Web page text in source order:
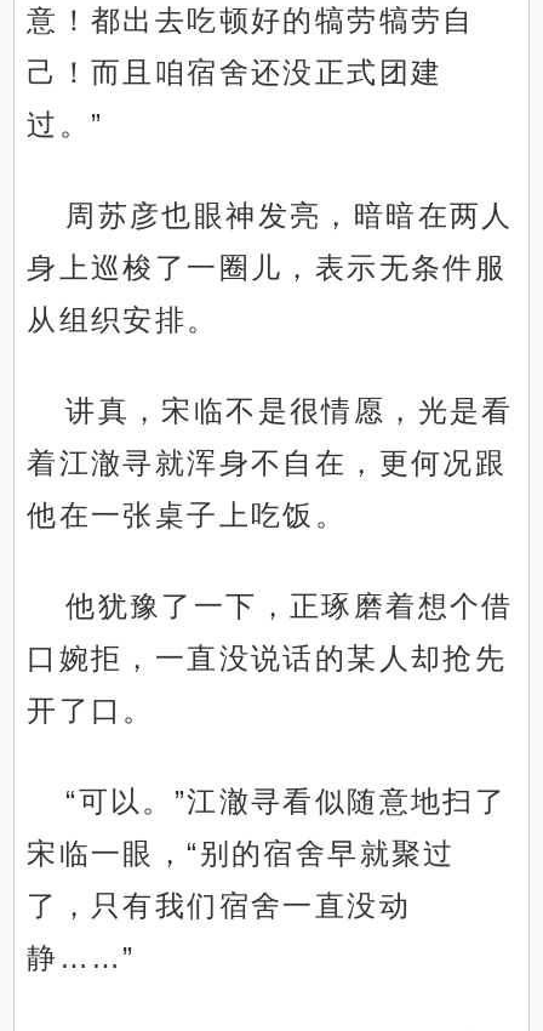
意！都出去吃顿好的犒劳犒劳自
己！而且咱宿舍还没正式团建
过。”
周苏彦也眼神发亮，暗暗在两人
身上巡梭了一圈儿，表示无条件服
从组织安排。
讲真，宋临不是很情愿，光是看
着江澈寻就浑身不自在，更何况跟
他在一张桌子上吃饭。
他犹豫了一下，正琢磨着想个借
口婉拒，一直没说话的某人却抢先
开了口。
“可以。”江澈寻看似随意地扫了
宋临一眼，“别的宿舍早就聚过
了，只有我们宿舍一直没动
静……”